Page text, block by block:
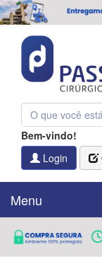
Bem-vindo!
Login
Menu